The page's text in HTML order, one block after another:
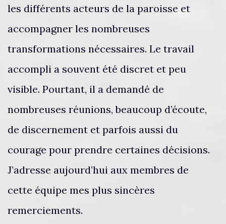
les différents acteurs de la paroisse et
accompagner les nombreuses
transformations nécessaires. Le travail
accompli a souvent été discret et peu
visible. Pourtant, il a demandé de
nombreuses réunions, beaucoup d’écoute,
de discernement et parfois aussi du
courage pour prendre certaines décisions.
J’adresse aujourd’hui aux membres de
cette équipe mes plus sincères
remerciements.